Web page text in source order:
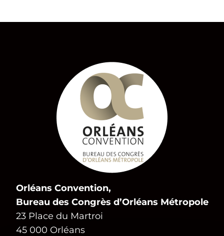
Orléans Convention,
Bureau des Congrès d’Orléans Métropole
23 Place du Martroi
45 000 Orléans